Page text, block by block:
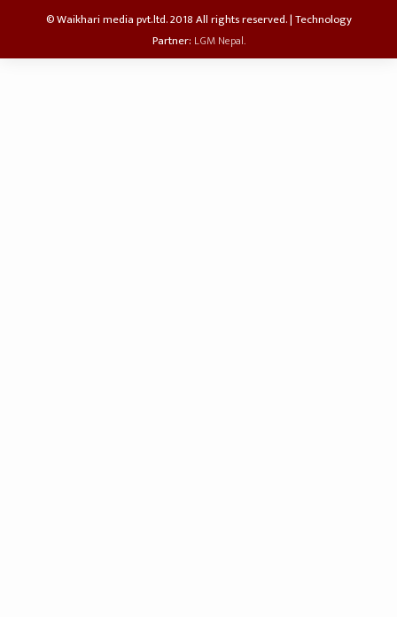
© Waikhari media pvt.ltd. 2018 All rights reserved. | Technology
Partner: LGM Nepal.